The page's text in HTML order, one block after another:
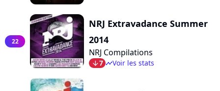
22
NRJ Extravadance Summer
2014
NRJ Compilations
arrow_bot7 timelineVoir les stats